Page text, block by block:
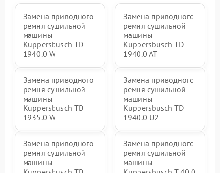
Замена приводного
ремня сушильной
машины
Kuppersbusch TD
1940.0 W
Замена приводного
ремня сушильной
машины
Kuppersbusch TD
1940.0 AT
Замена приводного
ремня сушильной
машины
Kuppersbusch TD
1935.0 W
Замена приводного
ремня сушильной
машины
Kuppersbusch TD
1940.0 U2
Замена приводного
ремня сушильной
машины
Замена приводного
ремня сушильной
машины